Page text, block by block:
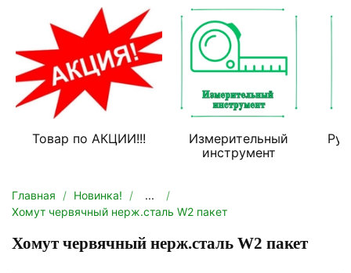
Товар по АКЦИИ!!!
Измерительный
инструмент
Главная Новинка!
...
Хомут червячный нерж.сталь W2 пакет
Хомут червячный нерж.сталь W2 пакет